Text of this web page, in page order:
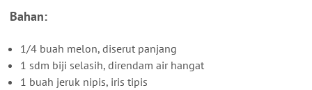
Bahan:
1/4 buah melon, diserut panjang
1 sdm biji selasih, direndam air hangat
1 buah jeruk nipis, iris tipis